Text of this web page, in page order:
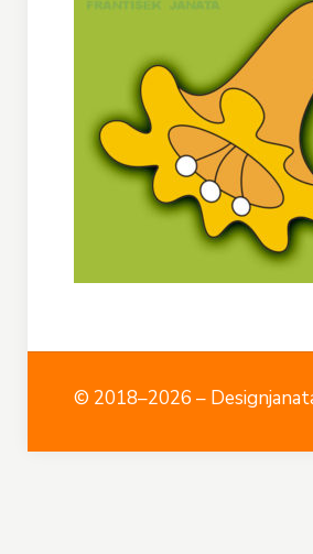
© 2018–2026 –